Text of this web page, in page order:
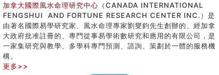
加拿大國際風水命理研究中心 （CANADA INTERNATIONAL
FENGSHUI AND FORTUNE RESEARCH CENTER INC.）是
由著名國際易學研究家、風水命理專家劉燮鈞先生創辦的、經加拿
大政府批准註冊的、專門從事易學術數研究和應用的有限公司，是
一家集研究與教學、多學科專門預測、諮詢、策劃於一體的服務機
構。
更多>>
女性起名的用字講究
購房十大風水原則 (上)